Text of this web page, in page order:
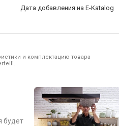
Дата добавления на E-Katalog
и комплектацию товара
будет